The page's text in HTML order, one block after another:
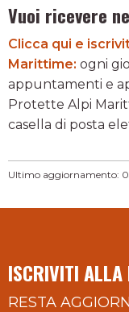
Vuoi ricevere
Clicca qui e
Marittime: ogni
appuntamenti e
Protette Alpi
casella di posta
Ultimo aggiornamento:
ISCRIVITI ALLA
RESTA